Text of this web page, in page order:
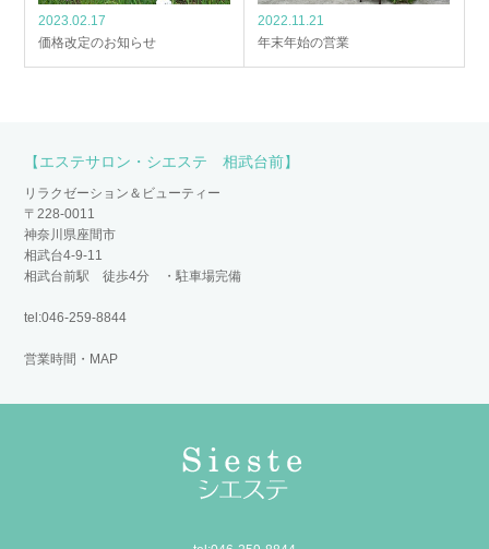
2023.02.17
価格改定のお知らせ
2022.11.21
年末年始の営業
【エステサロン・シエステ 相武台前】
リラクゼーション＆ビューティー
〒228-0011
神奈川県座間市
相武台4-9-11
相武台前駅 徒歩4分 ・駐車場完備
tel:046-259-8844
営業時間・MAP